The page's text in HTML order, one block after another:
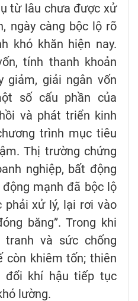
từ lâu chưa được xử
ngày càng bộc lộ rõ
khó khăn hiện nay.
tính thanh khoản
giảm, giải ngân vốn
số cấu phần của
và phát triển kinh
trình mục tiêu
Thị trường chứng
nghiệp, bất động
mạnh đã bộc lộ
phải xử lý, lại rơi vào
băng”. Trong khi
tranh và sức chống
còn khiêm tốn; thiên
đổi khí hậu tiếp tục
lường.